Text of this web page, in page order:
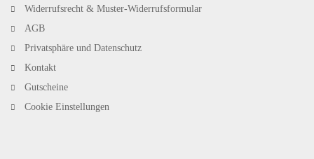
Widerrufsrecht & Muster-Widerrufsformular
AGB
Privatsphäre und Datenschutz
Kontakt
Gutscheine
Cookie Einstellungen